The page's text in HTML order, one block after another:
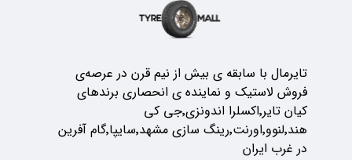
تایرمال با سابقه ی بیش از نیم قرن در عرصه‌ی
فروش لاستیک و نماینده ی انحصاری برندهای
کیان تایر٬اکسلرا اندونزی٬جی کی
هند٬لنوو٬اورنت٬رینگ سازی مشهد٬سایپا٬گام آفرین
در غرب ایران